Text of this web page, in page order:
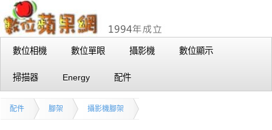
數位相機 數位單眼 攝影機 數位顯示
掃描器 Energy 配件
配件 腳架 攝影機腳架